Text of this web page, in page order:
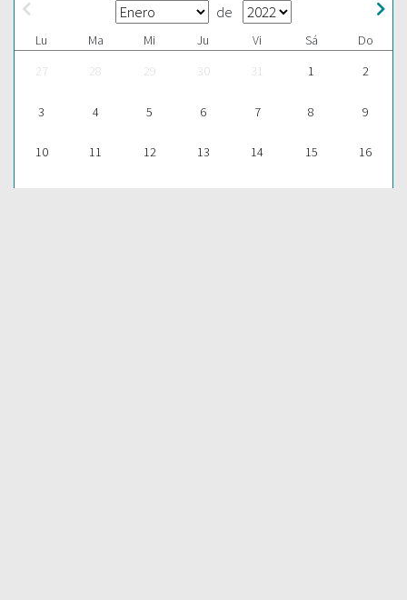
de
Lu Ma Mi Ju Vi Sá
Do
27
28 29 30 31 1 2
3 4 5 6 7 8 9
10 11 12 13 14 15 16